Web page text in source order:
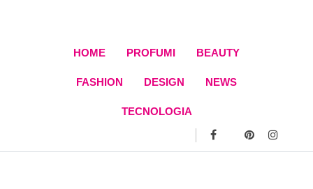
HOME PROFUMI BEAUTY
FASHION DESIGN NEWS
TECNOLOGIA